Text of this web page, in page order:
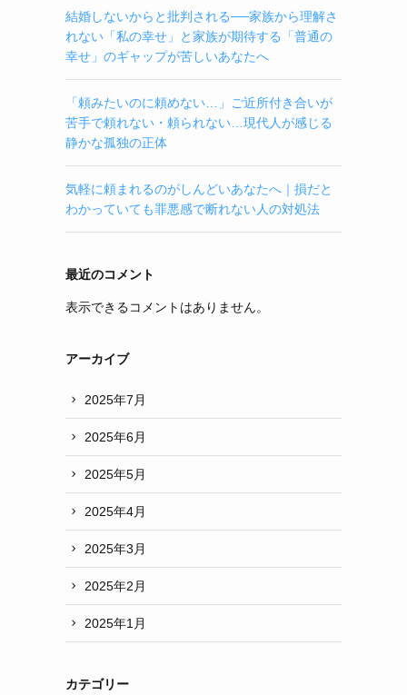
結婚しないからと批判される──家族から理解さ
れない「私の幸せ」と家族が期待する「普通の
幸せ」のギャップが苦しいあなたへ
「頼みたいのに頼めない…」ご近所付き合いが
苦手で頼れない・頼られない…現代人が感じる
静かな孤独の正体
気軽に頼まれるのがしんどいあなたへ｜損だと
わかっていても罪悪感で断れない人の対処法
最近のコメント
表示できるコメントはありません。
アーカイブ
2025年7月
2025年6月
2025年5月
2025年4月
2025年3月
2025年2月
2025年1月
カテゴリー